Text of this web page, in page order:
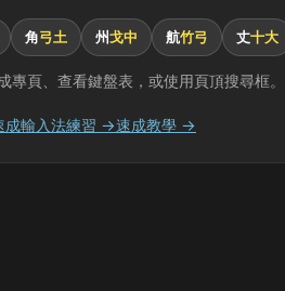
角弓土 州戈中 航竹弓 丈十大
專頁、查看鍵盤表，或使用頁頂搜尋框。
成輸入法練習 →速成教學 →